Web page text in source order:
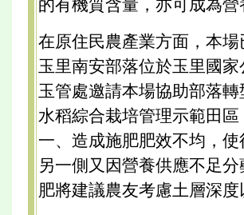
的有機質含量，亦可成為營
在原住民農產業方面，本
玉里南安部落位於玉里國
玉管處邀請本場協助部落
水稻綜合栽培管理示範田
一、造成施肥肥效不均，
另一側又因營養供應不足
肥將建議農友考慮土層深